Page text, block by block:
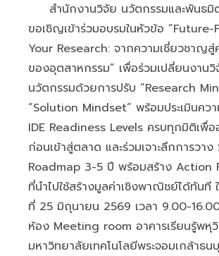
สำนักงานวิจัย นวัตกรรมและพันธมิ
ขอเชิญเข้าร่วมอบรมในหัวข้อ
Your Research: จากความเชี่ยวชาญ
ของอุตสาหกรรม” เพื่อร่วมเปลี่ยนงานวิ
นวัตกรรมด้วยการปรับ “Research
“Solution Mindset” พร้อมประเมินคว
IDE Readiness Levels ครบทุกมิติเพื่
ก่อนเข้าสู่ตลาด และร่วมเจาะลึกการวา
Roadmap 3-5 ปี พร้อมสร้าง Action
ที่นำไปใช้สร้างมูลค่าเชิงพาณิชย์ได้ทัน
ที่ 25 มิถุนายน 2569 เวลา 9.00-
ห้อง Meeting room อาคารเรียนรู้พหุ
มหาวิทยาลัยเทคโนโลยีพระจอมเกล้าธน